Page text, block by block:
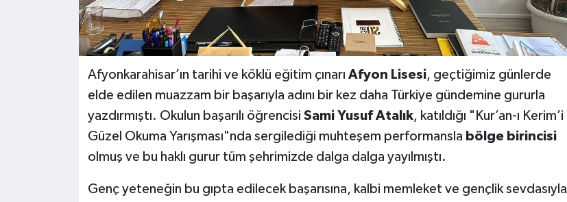
Afyonkarahisar’ın tarihi ve köklü eğitim çınarı Afyon Lisesi, geçtiğimiz günlerde
elde edilen muazzam bir başarıyla adını bir kez daha Türkiye gündemine gururla
yazdırmıştı. Okulun başarılı öğrencisi Sami Yusuf Atalık, katıldığı "Kur’an-ı Kerim’i
Güzel Okuma Yarışması"nda sergilediği muhteşem performansla bölge birincisi
olmuş ve bu haklı gurur tüm şehrimizde dalga dalga yayılmıştı.
Genç yeteneğin bu gıpta edilecek başarısına, kalbi memleket ve gençlik sevdasıyla